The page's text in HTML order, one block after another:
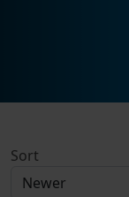
Sort